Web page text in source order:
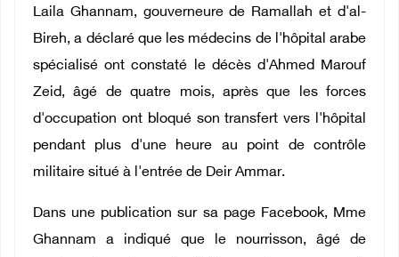
Laila Ghannam, gouverneure de Ramallah et d'al-
Bireh, a déclaré que les médecins de l'hôpital arabe
spécialisé ont constaté le décès d'Ahmed Marouf
Zeid, âgé de quatre mois, après que les forces
d'occupation ont bloqué son transfert vers l'hôpital
pendant plus d'une heure au point de contrôle
militaire situé à l'entrée de Deir Ammar.
Dans une publication sur sa page Facebook, Mme
Ghannam a indiqué que le nourrisson, âgé de